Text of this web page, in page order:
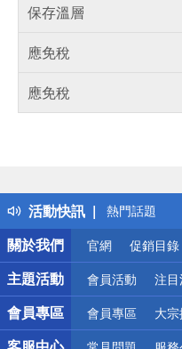
保存溫層
應免稅
應免稅
活動快訊
得獎公告
熱門話題
銀行優惠
偏遠地區配送
詐騙網頁！
關於我們
官網 促銷目錄
主題活動 會員活動 注
會員專區 會員專區 大